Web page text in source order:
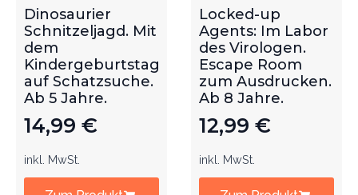
Dinosaurier
Schnitzeljagd. Mit
dem
Kindergeburtstag
auf Schatzsuche.
Ab 5 Jahre.
14,99 €
inkl. MwSt.
Locked-up
Agents: Im Labor
des Virologen.
Escape Room
zum Ausdrucken.
Ab 8 Jahre.
12,99 €
inkl. MwSt.